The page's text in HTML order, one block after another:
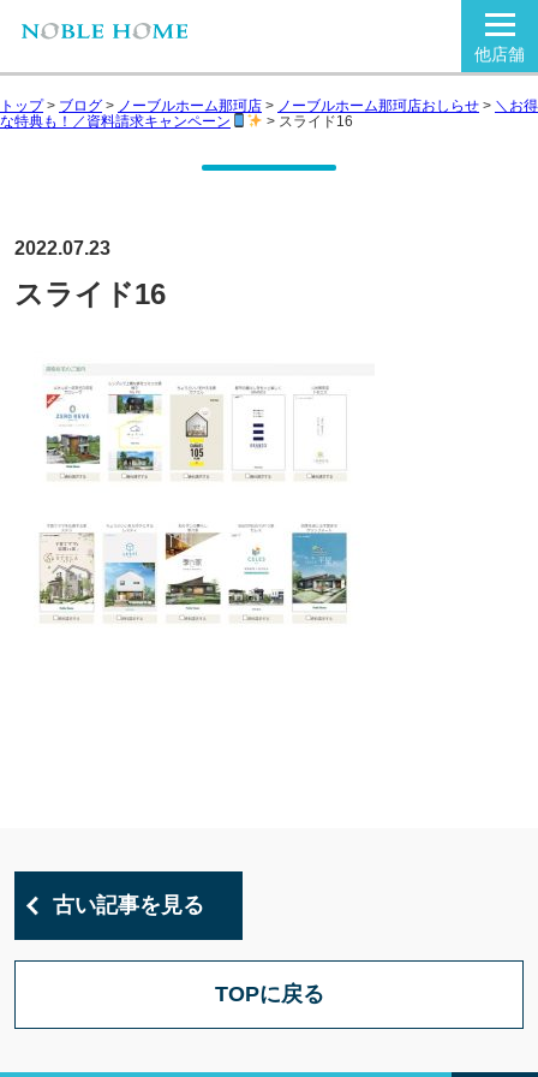
他店舗
トップ> ブログ > ノーブルホーム那珂店 > ノーブルホーム那珂店おしらせ > ＼お得
な特典も！／資料請求キャンペーン
> スライド16
2022.07.23
スライド16
古い記事を見る
TOPに戻る